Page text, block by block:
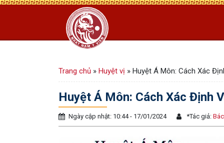
Trang chủ » Huyệt vị » Huyệt Á Môn: Cách Xác
Huyệt Á Môn: Cách Xác Định
Ngày cập nhật: 10:44 - 17/01/2024 *Tác giả: